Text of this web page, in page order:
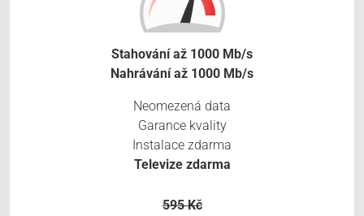
Stahování až 1000 Mb/s
Nahrávání až 1000 Mb/s
Neomezená data
Garance kvality
Instalace zdarma
Televize zdarma
595 Kč